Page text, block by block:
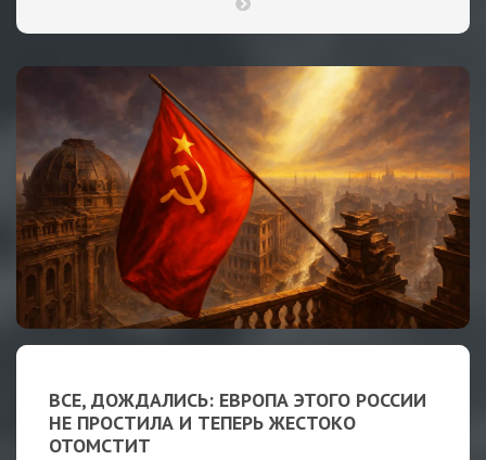
ВСЕ, ДОЖДАЛИСЬ: ЕВРОПА ЭТОГО РОССИИ
НЕ ПРОСТИЛА И ТЕПЕРЬ ЖЕСТОКО
ОТОМСТИТ